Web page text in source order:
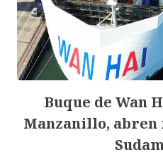
Buque de Wan
Manzanillo,